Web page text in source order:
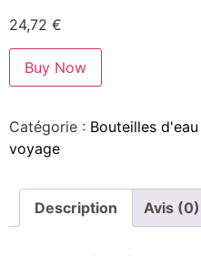
24,72 €
Buy Now
Catégorie : Bouteilles
voyage
Description Avis (0)